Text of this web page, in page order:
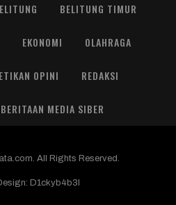
BELITUNG TIMUR
EKONOMI OLAHRAGA
OPINI REDAKSI
MEDIA SIBER
All Rights Reserved.
D1ckyb4b3l